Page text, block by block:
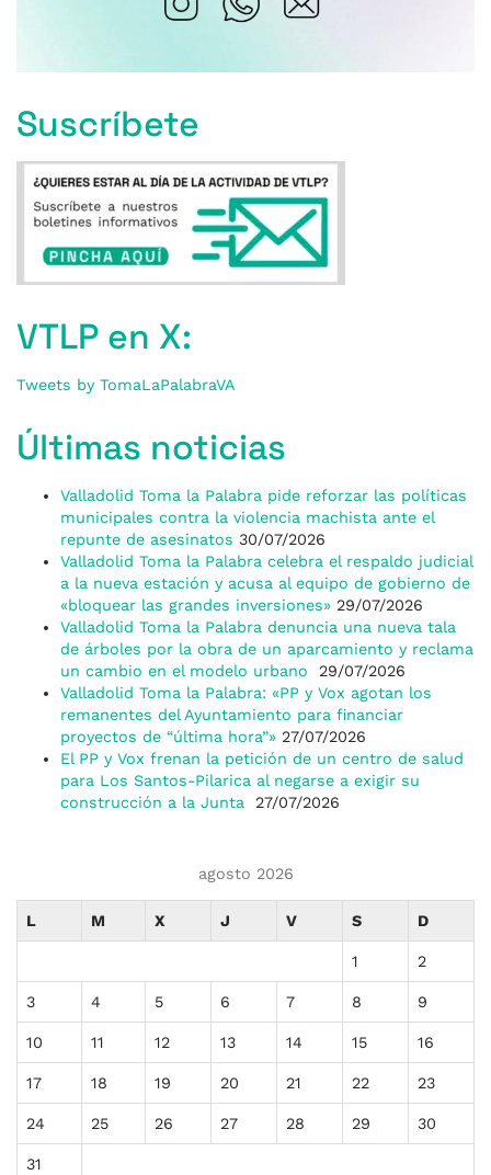
Suscríbete
VTLP en X:
Tweets by TomaLaPalabraVA
Últimas noticias
Valladolid Toma la Palabra pide reforzar las políticas
municipales contra la violencia machista ante el
repunte de asesinatos 30/07/2026
Valladolid Toma la Palabra celebra el respaldo judicial
a la nueva estación y acusa al equipo de gobierno de
«bloquear las grandes inversiones» 29/07/2026
Valladolid Toma la Palabra denuncia una nueva tala
de árboles por la obra de un aparcamiento y reclama
un cambio en el modelo urbano
29/07/2026
Valladolid Toma la Palabra: «PP y Vox agotan los
remanentes del Ayuntamiento para financiar
proyectos de “última hora”» 27/07/2026
El PP y Vox frenan la petición de un centro de salud
para Los Santos-Pilarica al negarse a exigir su
construcción a la Junta
27/07/2026
agosto 2026
L M X J V S D
1 2
3 4 5 6 7 8 9
10 11 12 13 14 15 16
17 18 19 20 21 22 23
24 25 26 27 28 29 30
31